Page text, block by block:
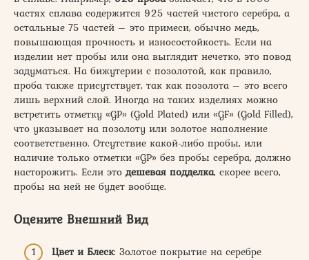
частях сплава содержится 925 частей чистого серебра, а
остальные 75 частей – это примеси, обычно медь,
повышающая прочность и износостойкость. Если на
изделии нет пробы или она выглядит нечетко, это повод
задуматься. На бижутерии с позолотой, как правило,
проба также присутствует, так как позолота – это всего
лишь верхний слой. Иногда на таких изделиях можно
встретить отметку «GP» (Gold Plated) или «GF» (Gold Filled),
что указывает на позолоту или золотое наполнение
соответственно. Отсутствие какой-либо пробы, или
наличие только отметки «GP» без пробы серебра, должно
насторожить. Если это дешевая подделка, скорее всего,
пробы на ней не будет вообще.
Оцените Внешний Вид
Цвет и Блеск: Золотое покрытие на серебре